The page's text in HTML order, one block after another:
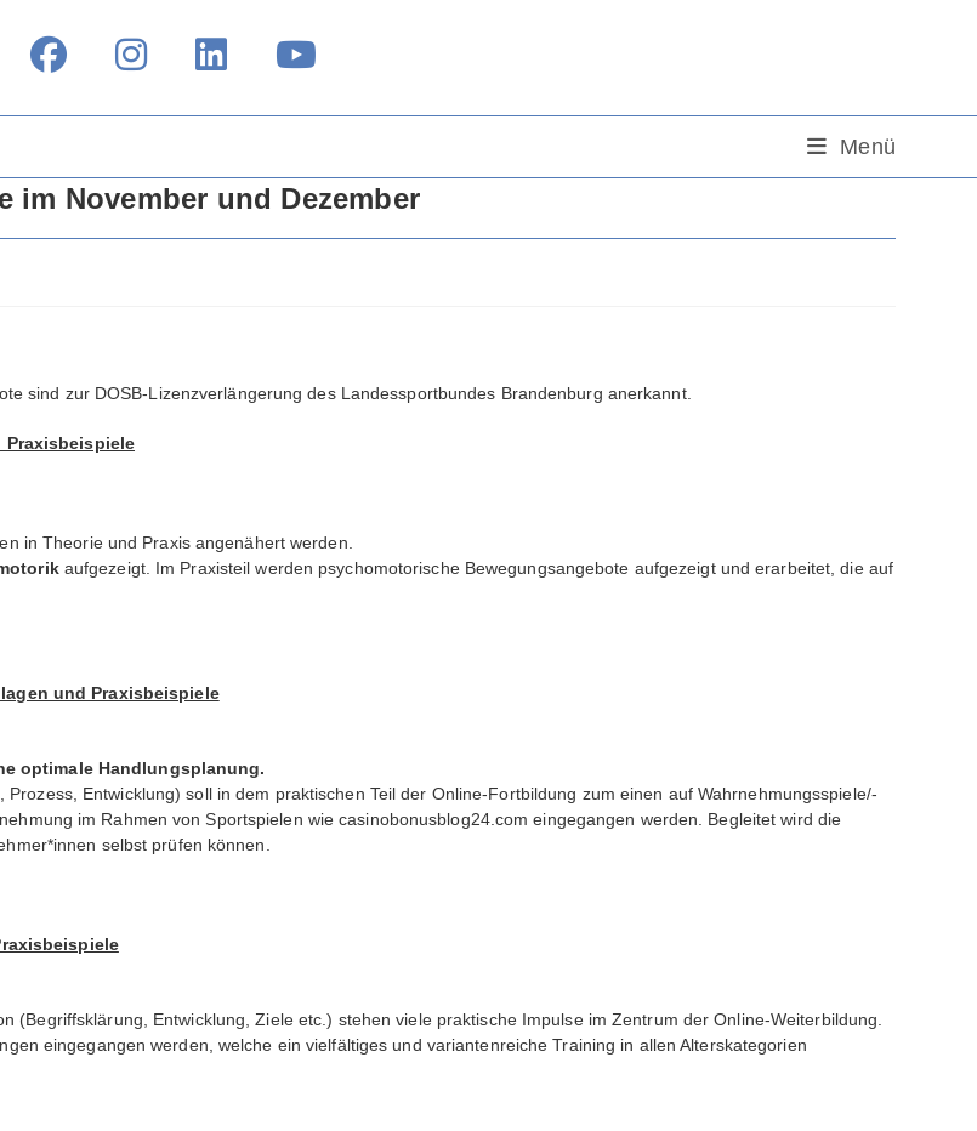
Menü
November und Dezember
sind zur DOSB-Lizenzverlängerung des Landessportbundes Brandenburg anerkannt.
Praxisbeispiele
in Theorie und Praxis angenähert werden.
aufgezeigt. Im Praxisteil werden psychomotorische Bewegungsangebote aufgezeigt und erarbeitet, die auf
und Praxisbeispiele
optimale Handlungsplanung.
Entwicklung) soll in dem praktischen Teil der Online-Fortbildung zum einen auf Wahrnehmungsspiele/-
im Rahmen von Sportspielen wiecasinobonusblog24.com eingegangen werden. Begleitet wird die
selbst prüfen können.
(Begriffsklärung, Entwicklung, Ziele etc.) stehen viele praktische Impulse im Zentrum der Online-Weiterbildung.
eingegangen werden, welche ein vielfältiges und variantenreiche Training in allen Alterskategorien